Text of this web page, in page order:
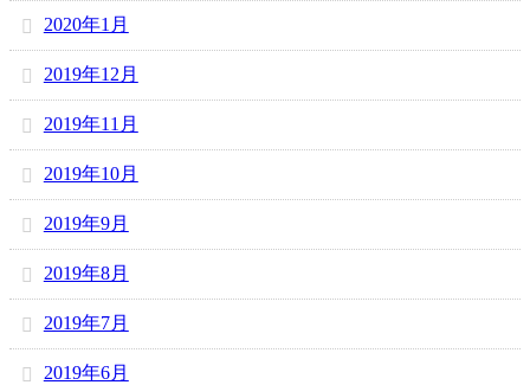
2020年1月
2019年12月
2019年11月
2019年10月
2019年9月
2019年8月
2019年7月
2019年6月